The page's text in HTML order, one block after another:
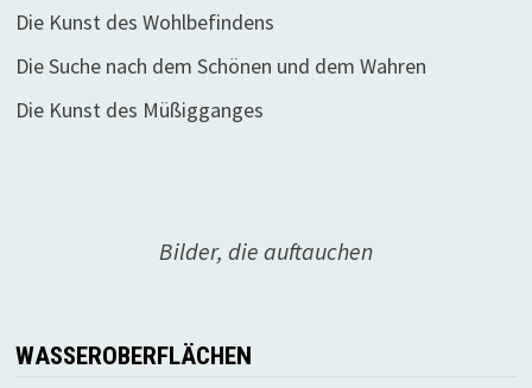
Die Kunst des Wohlbefindens
Die Suche nach dem Schönen und dem Wahren
Die Kunst des Müßigganges
Bilder, die auftauchen
WASSEROBERFLÄCHEN